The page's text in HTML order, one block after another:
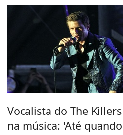
Vocalista do The
na música: 'Até